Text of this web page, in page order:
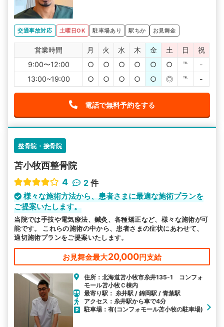
交通事故対応 土曜日OK 駐車場あり 駅ちか お見舞金
営業時間 月 火 水 木 金 土 日
祝
9:00〜12:00
○ ○ ○ ○ ○ ○ ℡
-
13:00~19:00
○ ○ ○ ○ ○ ◎ ℡ -
電話で無料予約をする
整骨院・接骨院
苫小牧西整骨院
4
2 件
様々な施術方法から、患者さまに最適な施術プランを
ご提案いたします。
当院では手技や電気療法、鍼灸、各種矯正など、様々な施術が可
能です。 これらの施術の中から、患者さまの症状にあわせて、
適切施術プランをご提案いたします。
お見舞金最大20,000円支給
住所：北海道苫小牧市糸井135-1 コンフォ
モール苫小牧Ｃ棟内
最寄り駅： 糸井駅 / 錦岡駅 / 青葉駅
アクセス：糸井駅から車で4分
駐車場：有(コンフォモール苫小牧の駐車場)